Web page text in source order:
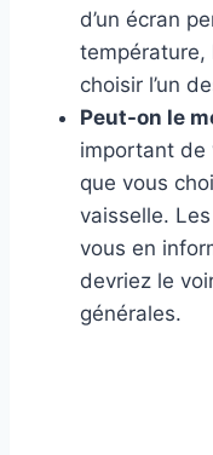
d’un écran
température,
choisir l’un
Peut-on le
important de
que vous
vaisselle.
vous en
devriez le
générales.